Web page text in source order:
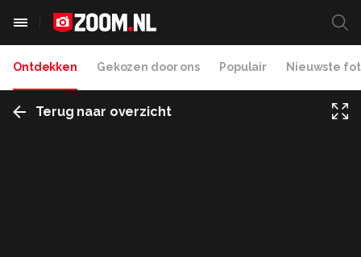
Ontdekken Gekozen door ons Populair Nieuwste
Terug naar overzicht